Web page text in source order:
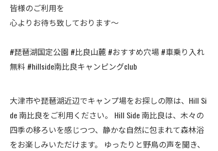
皆様のご利用を
心よりお待ち致しております～
#琵琶湖国定公園 #比良山麓 #おすすめ穴場 #車乗り入れ
無料 #hillside南比良キャンピングclub
大津市や琵琶湖近辺でキャンプ場をお探しの際は、Hill Si
de 南比良をご利用ください。 Hill Side 南比良は、木々の
四季の移ろいを感じつつ、静かな自然に包まれて森林浴
をお楽しみいただけます。 ゆったりと野鳥の声を聞き、